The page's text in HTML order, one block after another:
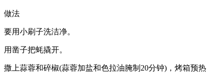
做法
要用小刷子洗洁净。
用凿子把蚝撬开。
撒上蒜蓉和碎椒(蒜蓉加盐和色拉油腌制20分钟)，烤箱预热